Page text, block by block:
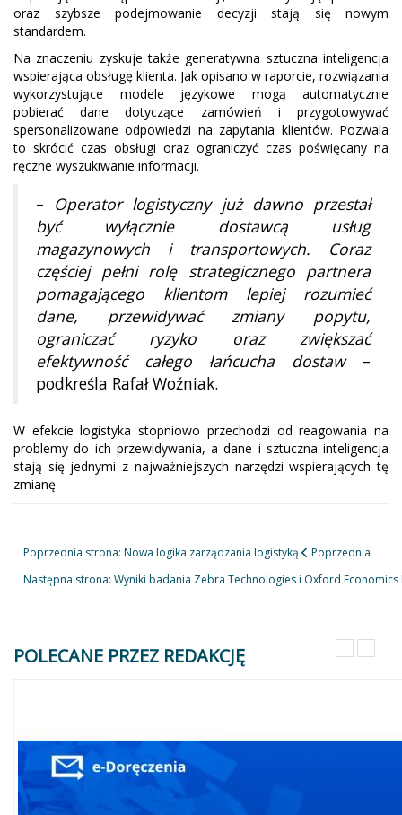
oraz szybsze podejmowanie decyzji stają się nowym
standardem.
Na znaczeniu zyskuje także generatywna sztuczna inteligencja
wspierająca obsługę klienta. Jak opisano w raporcie, rozwiązania
wykorzystujące modele językowe mogą automatycznie
pobierać dane dotyczące zamówień i przygotowywać
spersonalizowane odpowiedzi na zapytania klientów. Pozwala
to skrócić czas obsługi oraz ograniczyć czas poświęcany na
ręczne wyszukiwanie informacji.
– Operator logistyczny już dawno przestał
być wyłącznie dostawcą usług
magazynowych i transportowych. Coraz
częściej pełni rolę strategicznego partnera
pomagającego klientom lepiej rozumieć
dane, przewidywać zmiany popytu,
ograniczać ryzyko oraz zwiększać
efektywność całego łańcucha dostaw–
podkreśla Rafał Woźniak.
W efekcie logistyka stopniowo przechodzi od reagowania na
problemy do ich przewidywania, a dane i sztuczna inteligencja
stają się jednymi z najważniejszych narzędzi wspierających tę
zmianę.
Poprzednia strona: Nowa logika zarządzania logistyką
Poprzednia
Następna strona: Wyniki badania Zebra Technologies i Oxford Economics
POLECANE PRZEZ REDAKCJĘ